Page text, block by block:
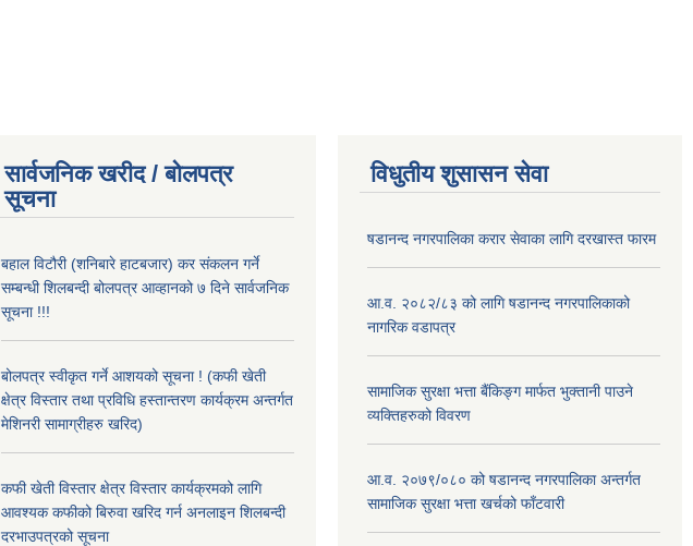
सार्वजनिक खरीद / बोलपत्र
सूचना
बहाल विटौरी (शनिबारे हाटबजार) कर संकलन गर्ने
सम्बन्धी शिलबन्दी बोलपत्र आव्हानको ७ दिने सार्वजनिक
सूचना !!!
बोलपत्र स्वीकृत गर्ने आशयको सूचना ! (कफी खेती
क्षेत्र विस्तार तथा प्रविधि हस्तान्तरण कार्यक्रम अन्तर्गत
मेशिनरी सामाग्रीहरु खरिद)
कफी खेती विस्तार क्षेत्र विस्तार कार्यक्रमको लागि
आवश्यक कफीको बिरुवा खरिद गर्न अनलाइन शिलबन्दी
दरभाउपत्रको सूचना
विधुतीय शुसासन सेवा
षडानन्द नगरपालिका करार सेवाका लागि दरखास्त फारम
आ.व. २०८२/८३ को लागि षडानन्द नगरपालिकाको
नागरिक वडापत्र
सामाजिक सुरक्षा भत्ता बैंकिङ्ग मार्फत भुक्तानी पाउने
व्यक्तिहरुको विवरण
आ.व. २०७९/०८० को षडानन्द नगरपालिका अन्तर्गत
सामाजिक सुरक्षा भत्ता खर्चको फाँटवारी